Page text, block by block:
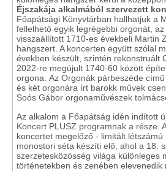
Éjszakája alkalmából szervezett
Főapátsági Könyvtárban hallhatjuk a
fellelhető egyik legrégebbi orgonát,
visszaállított 1710-es évekbeli Martin
hangszert. A koncerten együtt szólal
években készült, szintén rekonstruált
2022-re megújult 1740-60 között
orgona. Az Orgonák párbeszéde
és két orgonára írt barokk művek
Soós Gábor orgonaművészek
Az alkalom a Főapátság idén indított
Koncert PLUSZ programnak a része.
koncertet megelőző - limitált
monostori séta készíti elő, ahol a 18.
szerzetesközösség világa különleges
történetekben és zenében elevenedik